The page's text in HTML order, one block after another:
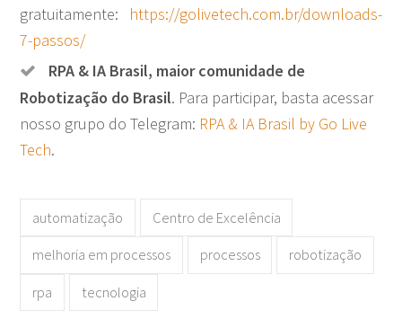
gratuitamente:
https://golivetech.com.br/downloads-
7-passos/
RPA & IA Brasil, maior comunidade de
Robotização do Brasil. Para participar, basta acessar
nosso grupo do Telegram: RPA & IA Brasil by Go Live
Tech.
automatização
Centro de Excelência
melhoria em processos
processos
robotização
rpa
tecnologia